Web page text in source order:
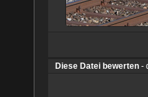
Diese Datei bewerten -